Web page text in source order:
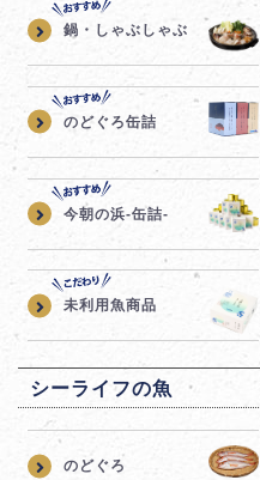
鍋・しゃぶしゃぶ
のどぐろ缶詰
今朝の浜-缶詰-
未利用魚商品
シーライフの魚
のどぐろ